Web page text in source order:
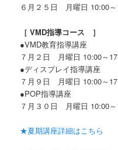
６月２５日 月曜日 10:00
［ VMD指導コース ］
●VMD教育指導講座
７月２日 月曜日 10:00～
●ディスプレイ指導講座
７月９日 月曜日 10:00～
●POP指導講座
７月３０日 月曜日 10:00
★夏期講座詳細はこちら